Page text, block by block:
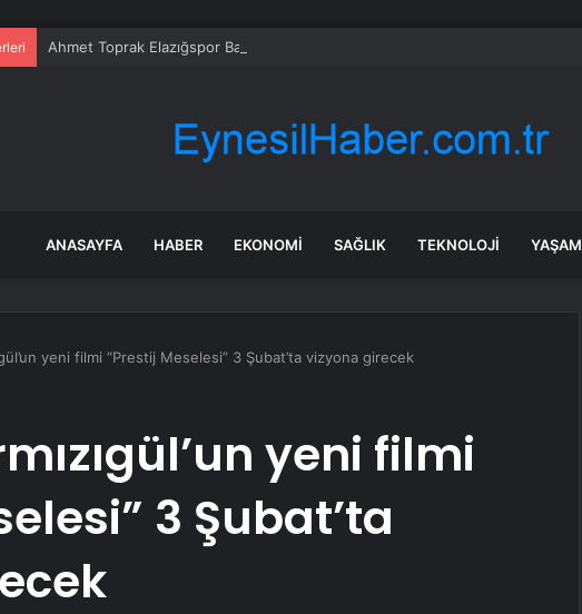
Ahmet Toprak Elazığspor Başkanlığına Aday!
ANASAYFA HABER EKONOMI SAĞLIK TEKNOLOJI YAŞAM
yeni filmi “Prestij Meselesi” 3 Şubat’ta vizyona girecek
yeni filmi
3 Şubat’ta